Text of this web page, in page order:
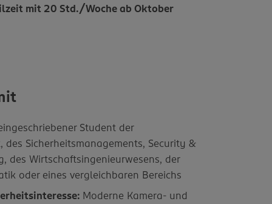
mit 20 Std./Woche ab Oktober
Student der
des Sicherheitsmanagements, Security &
des Wirtschaftsingenieurwesens, der
oder eines vergleichbaren Bereichs
Moderne Kamera- und